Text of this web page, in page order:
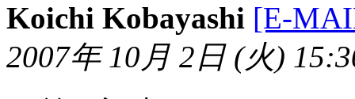
Koichi Kobayashi [E-
2007年 10月 2日 (火)